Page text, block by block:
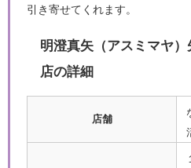
引き寄せてくれます。
明澄真矢（アスミマヤ
店の詳細
店舗